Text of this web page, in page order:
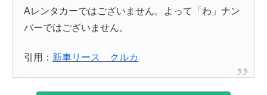
Aレンタカーではございません。よって「わ」ナン
バーではございません。
引用： 新車リース クルカ